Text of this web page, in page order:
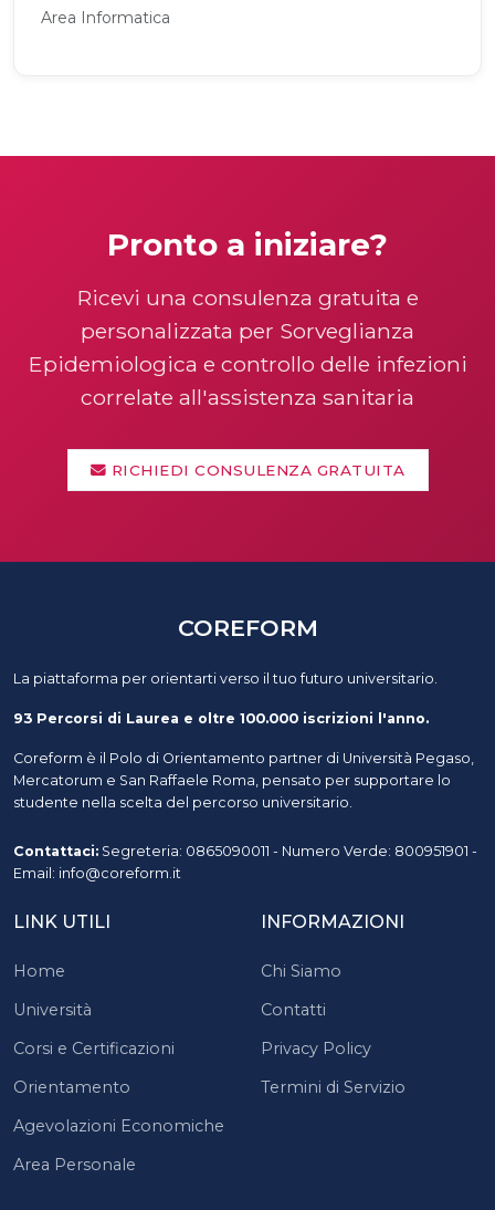
Area Informatica
Pronto a iniziare?
Ricevi una consulenza gratuita e
personalizzata per Sorveglianza
Epidemiologica e controllo delle infezioni
correlate all'assistenza sanitaria
RICHIEDI CONSULENZA GRATUITA
COREFORM
La piattaforma per orientarti verso il tuo futuro universitario.
93 Percorsi di Laurea e oltre 100.000 iscrizioni l'anno.
Coreform è il Polo di Orientamento partner di Università Pegaso,
Mercatorum e San Raffaele Roma, pensato per supportare lo
studente nella scelta del percorso universitario.
Contattaci: Segreteria: 0865090011 - Numero Verde: 800951901 -
Email: info@coreform.it
LINK UTILI
Home
Università
Corsi e Certificazioni
Orientamento
Agevolazioni Economiche
Area Personale
INFORMAZIONI
Chi Siamo
Contatti
Privacy Policy
Termini di Servizio